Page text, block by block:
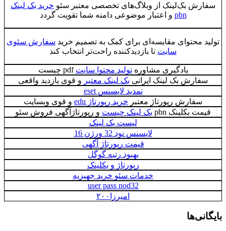
سفارش بک‌لینک از وبلاگ‌های تخصصی معتبر سئو خرید بک لینک
pbn و اعتبار موضوعی دامنه شما تقویت گردد
تولید محتوای مقایسه‌ای برای کمک به تصمیم خرید سفارش سئوی
سایت تا بازدیدکننده راحت‌تر انتخاب کند
یادگیری مشاورهتولید محتوا سایت pdf چیست
سفارش بک لینک ایرانی بک لینک معتبر و قوی بازدید واقعی
تمدید لایسنس eset
سفارش رپورتاژ معتبر خرید رپورتاژ edu
و قوی وبسایت
قیمت بکلینک pbn
بک لینک چیست و رپورتاژآگهی فروش سئو
لیست بک لینک
لایسنس نود 32 ورژن 16
قیمت رپورتاژ آگهی
بهبود رتبه گوگل
رپورتاژ و بکلینک
خدمات سئو خرید جهیزیه
user pass nod32
امیرزا۲۰۰
بایگانی‌ها